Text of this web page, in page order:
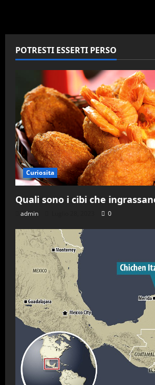
POTRESTI ESSERTI PERSO
Curiosita
Quali sono i cibi che
admin 0